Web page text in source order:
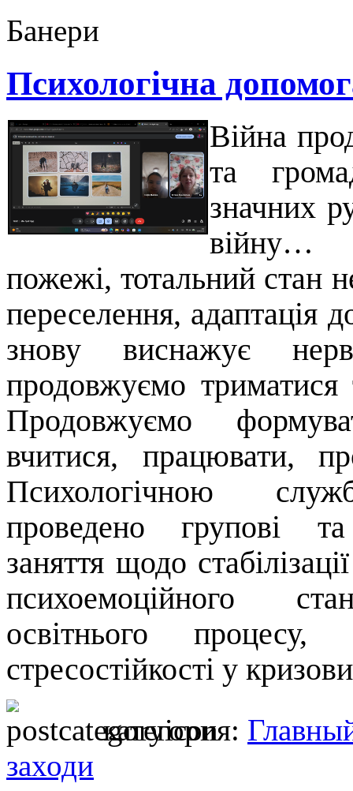
Банери
Психологічна
Війна
та
значних
війну…
пожежі, тотальний стан
переселення, адаптація
знову виснажує
продовжуємо триматися
Продовжуємо
вчитися, працювати,
Психологічною
проведено групові та
заняття щодо
психоемоційного
освітнього
стресостійкості у
категория:
заходи